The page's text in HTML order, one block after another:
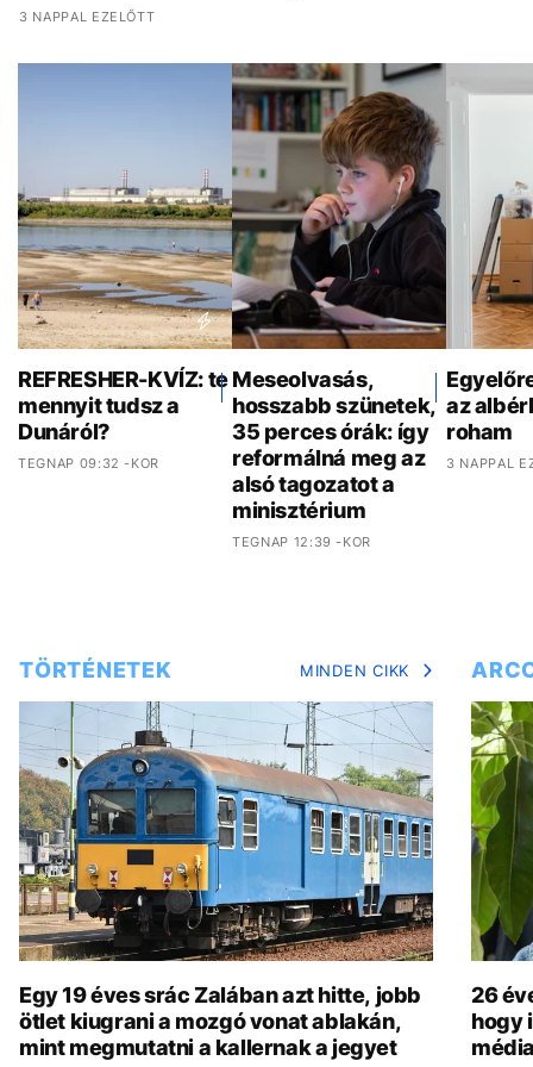
3 NAPPAL EZELŐTT
REFRESHER-KVÍZ: te
mennyit tudsz a
Dunáról?
TEGNAP 09:32 -KOR
Meseolvasás,
hosszabb szünetek,
35 perces órák: így
reformálná meg az
alsó tagozatot a
minisztérium
TEGNAP 12:39 -KOR
az
roham
3 NAPPAL
TÖRTÉNETEK MINDEN CIKK
Egy 19 éves srác Zalában azt hitte, jobb
ötlet kiugrani a mozgó vonat ablakán,
mint megmutatni a kallernak a jegyet
26
hogy